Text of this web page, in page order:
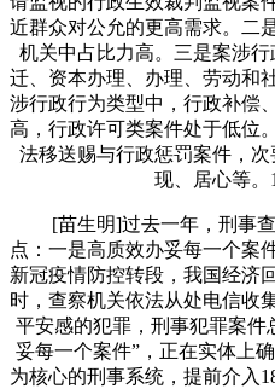
近群众对公允的更高需求。二
机关中占比力高。三是案涉
迁、资本办理、办理、劳动和
涉行政行为类型中，行政补偿
高，行政许可类案件处于低位
法移送赐与行政惩罚案件，
现、居心等。
[苗生明]过去一年，刑事查
点：一是高质效办妥每一个案
新冠疫情防控转段，我国经济
时，查察机关依法从处电信收
平安感的犯罪，刑事犯罪案件
妥每一个案件”，正在实体上
为核心的刑事系统，提前介入